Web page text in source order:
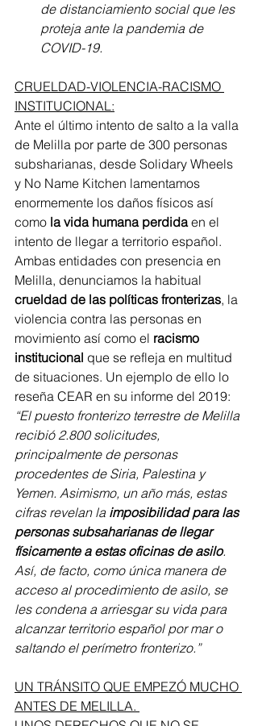
de distanciamiento social que les
proteja ante la pandemia de
COVID-19.
CRUELDAD-VIOLENCIA-RACISMO
INSTITUCIONAL:
Ante el último intento de salto a la valla
de Melilla por parte de 300 personas
subsharianas, desde Solidary Wheels
y No Name Kitchen lamentamos
enormemente los daños físicos así
como la vida humana perdida en el
intento de llegar a territorio español.
Ambas entidades con presencia en
Melilla, denunciamos la habitual
crueldad de las políticas fronterizas, la
violencia contra las personas en
movimiento así como el racismo
institucional que se refleja en multitud
de situaciones. Un ejemplo de ello lo
reseña CEAR en su informe del 2019:
“El puesto fronterizo terrestre de Melilla
recibió 2.800 solicitudes,
principalmente de personas
procedentes de Siria, Palestina y
Yemen. Asimismo, un año más, estas
cifras revelan la imposibilidad para las
personas subsaharianas de llegar
físicamente a estas oficinas de asilo.
Así, de facto, como única manera de
acceso al procedimiento de asilo, se
les condena a arriesgar su vida para
alcanzar territorio español por mar o
saltando el perímetro fronterizo.”
UN TRÁNSITO QUE EMPEZÓ MUCHO
ANTES DE MELILLA.